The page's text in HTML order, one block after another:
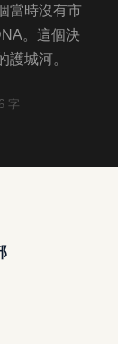
當時沒有市
。這個決
護城河。
字